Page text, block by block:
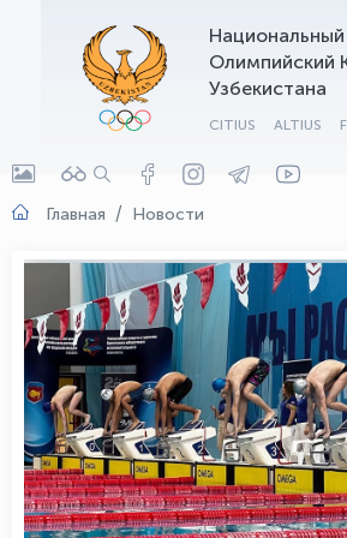
Национальный
Олимпийский
Узбекистана
CITIUS ALTIUS
Главная Новости
OLYMPCHIK AI - yordamchi
Онлайн · olympic.uz